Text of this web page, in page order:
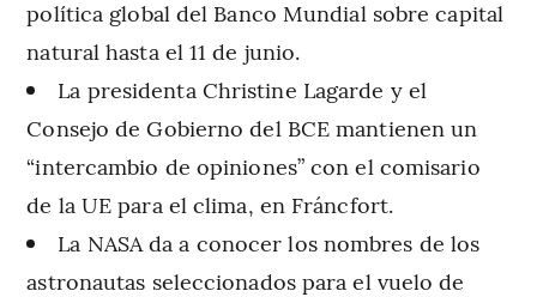
política global del Banco Mundial sobre capital
natural hasta el 11 de junio.
La presidenta Christine Lagarde y el
Consejo de Gobierno del BCE mantienen un
“intercambio de opiniones” con el comisario
de la UE para el clima, en Fráncfort.
La NASA da a conocer los nombres de los
astronautas seleccionados para el vuelo de